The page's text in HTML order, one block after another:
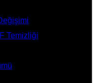
Temizliği